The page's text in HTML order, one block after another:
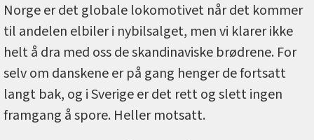
Norge er det globale lokomotivet når det kommer
til andelen elbiler i nybilsalget, men vi klarer ikke
helt å dra med oss de skandinaviske brødrene. For
selv om danskene er på gang henger de fortsatt
langt bak, og i Sverige er det rett og slett ingen
framgang å spore. Heller motsatt.